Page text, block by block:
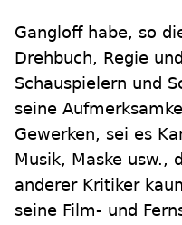
Gangloff habe, so
Drehbuch, Regie
Schauspielern und
seine
Gewerken, sei es
Musik, Maske usw.,
anderer Kritiker
seine Film- und